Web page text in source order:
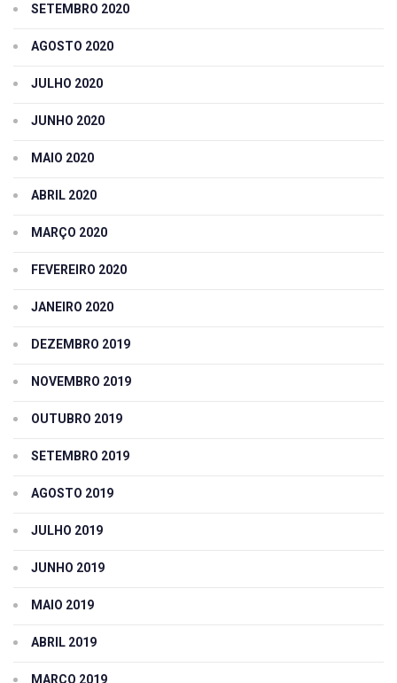
SETEMBRO 2020
AGOSTO 2020
JULHO 2020
JUNHO 2020
MAIO 2020
ABRIL 2020
MARÇO 2020
FEVEREIRO 2020
JANEIRO 2020
DEZEMBRO 2019
NOVEMBRO 2019
OUTUBRO 2019
SETEMBRO 2019
AGOSTO 2019
JULHO 2019
JUNHO 2019
MAIO 2019
ABRIL 2019
MARÇO 2019